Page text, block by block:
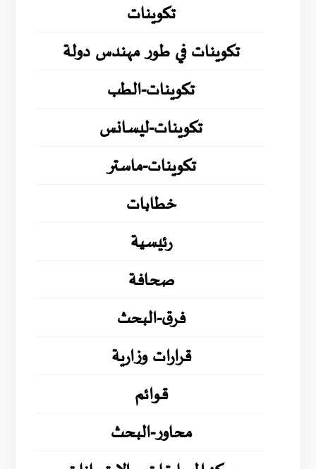
تكوينات
تكوينات في طور مهندس دولة
تكوينات-الطب
تكوينات-ليسانس
تكوينات-ماستر
خطابات
رئيسية
صحافة
فرق-البحث
قرارات وزارية
قوائم
محاور-البحث